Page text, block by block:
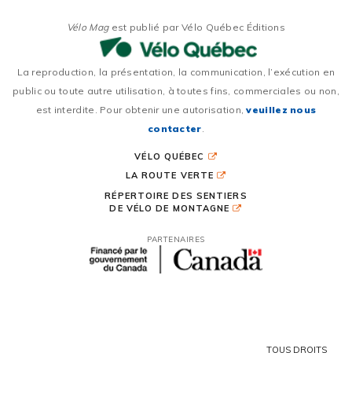
Vélo Magest publié par Vélo Québec Éditions
La reproduction, la présentation, la communication, l’exécution en
public ou toute autre utilisation, à toutes fins, commerciales ou non,
est interdite. Pour obtenir une autorisation,veuillez nous
contacter
VÉLO QUÉBEC
LA ROUTE VERTE
RÉPERTOIRE DES SENTIERS
DE VÉLO DE MONTAGNE
PARTENAIRES
TOUS DROITS